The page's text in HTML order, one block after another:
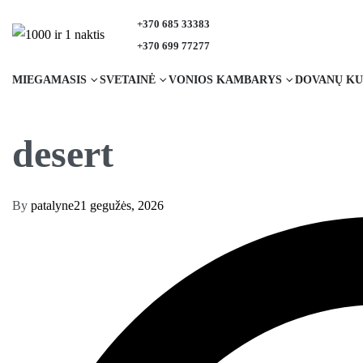
+370 685 33383
+370 699 77277
MIEGAMASIS SVETAINĖ VONIOS KAMBARYS DOVANŲ
desert
By patalyne21 gegužės, 2026